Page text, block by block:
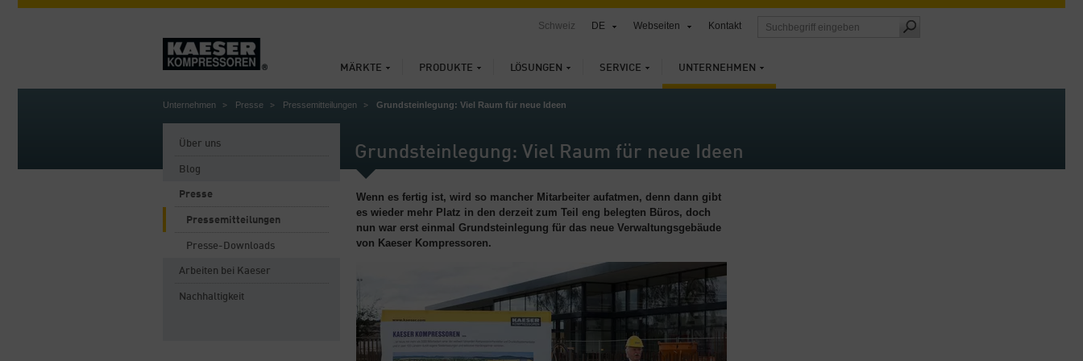
MÄRKTE PRODUKTE LÖSUNGEN SERVICE UNTERNEHMEN
Schweiz DE Webseiten Kontakt
Unternehmen Presse Pressemitteilungen Grundsteinlegung: Viel Raum für neue Ideen
Grundsteinlegung: Viel Raum für neue Ideen
Über uns
Blog
Presse
Pressemitteilungen
Presse-Downloads
Arbeiten bei Kaeser
Nachhaltigkeit
Wenn es fertig ist, wird so mancher Mitarbeiter aufatmen, denn dann gibt
es wieder mehr Platz in den derzeit zum Teil eng belegten Büros, doch
nun war erst einmal Grundsteinlegung für das neue Verwaltungsgebäude
von Kaeser Kompressoren.